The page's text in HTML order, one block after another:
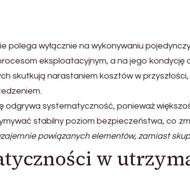
wyłącznie na wykonywaniu
eksploatacyjnym, a na jego kondycję
skutkują narastaniem kosztów w
odgrywa systematyczność, ponieważ
stabilny poziom bezpieczeństwa, co
powiązanych elementów, zamiast
w